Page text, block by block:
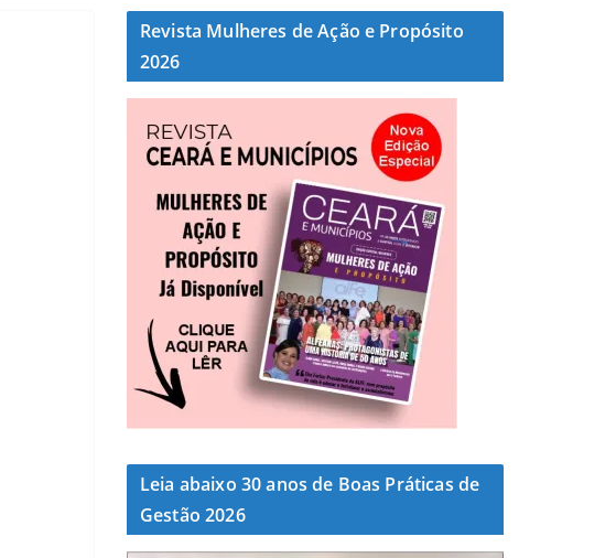
Revista Mulheres de Ação e Propósito
2026
Leia abaixo 30 anos de Boas Práticas de
Gestão 2026